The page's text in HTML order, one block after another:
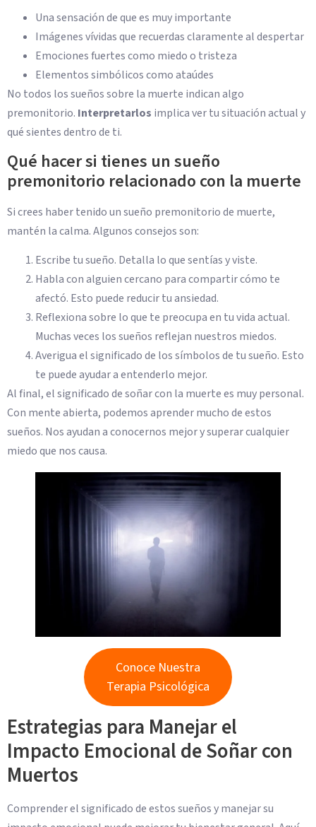
Una sensación de que es muy importante
Imágenes vívidas que recuerdas claramente al despertar
Emociones fuertes como miedo o tristeza
Elementos simbólicos como ataúdes
No todos los sueños sobre la muerte indican algo
premonitorio. Interpretarlos implica ver tu situación actual y
qué sientes dentro de ti.
Qué hacer si tienes un sueño
premonitorio relacionado con la muerte
Si crees haber tenido un sueño premonitorio de muerte,
mantén la calma. Algunos consejos son:
Escribe tu sueño. Detalla lo que sentías y viste.
Habla con alguien cercano para compartir cómo te
afectó. Esto puede reducir tu ansiedad.
Reflexiona sobre lo que te preocupa en tu vida actual.
Muchas veces los sueños reflejan nuestros miedos.
Averigua el significado de los símbolos de tu sueño. Esto
te puede ayudar a entenderlo mejor.
Al final, el significado de soñar con la muerte es muy personal.
Con mente abierta, podemos aprender mucho de estos
sueños. Nos ayudan a conocernos mejor y superar cualquier
miedo que nos causa.
Conoce Nuestra
Terapia Psicológica
Estrategias para Manejar el
Impacto Emocional de Soñar con
Muertos
Comprender el significado de estos sueños y manejar su